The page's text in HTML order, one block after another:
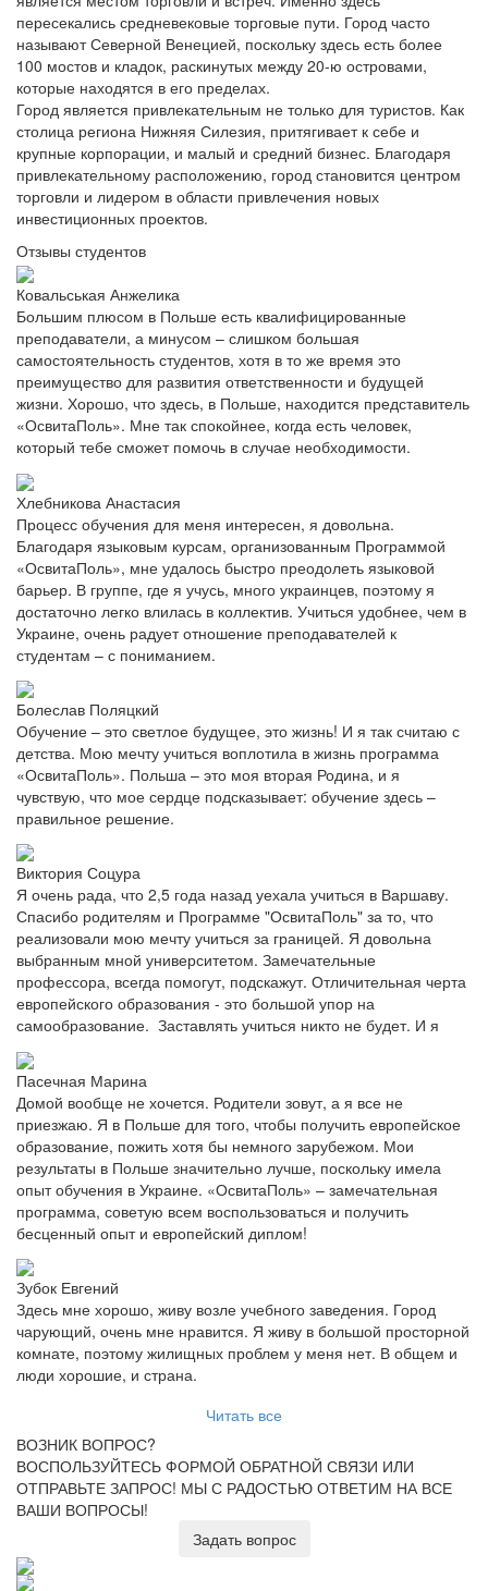
пересекались средневековые торговые пути. Город часто
называют Северной Венецией, поскольку здесь есть более
100 мостов и кладок, раскинутых между 20-ю островами,
которые находятся в его пределах.
Город является привлекательным не только для туристов. Как
столица региона Нижняя Силезия, притягивает к себе и
крупные корпорации, и малый и средний бизнес. Благодаря
привлекательному расположению, город становится центром
торговли и лидером в области привлечения новых
инвестиционных проектов.
Отзывы студентов
Ковальськая Анжелика
Большим плюсом в Польше есть квалифицированные
преподаватели, а минусом – слишком большая
самостоятельность студентов, хотя в то же время это
преимущество для развития ответственности и будущей
жизни. Хорошо, что здесь, в Польше, находится представитель
«ОсвитаПоль». Мне так спокойнее, когда есть человек,
который тебе сможет помочь в случае необходимости.
Хлебникова Анастасия
Процесс обучения для меня интересен, я довольна.
Благодаря языковым курсам, организованным Программой
«ОсвитаПоль», мне удалось быстро преодолеть языковой
барьер. В группе, где я учусь, много украинцев, поэтому я
достаточно легко влилась в коллектив. Учиться удобнее, чем в
Украине, очень радует отношение преподавателей к
студентам – с пониманием.
Болеслав Поляцкий
Обучение – это светлое будущее, это жизнь! И я так считаю с
детства. Мою мечту учиться воплотила в жизнь программа
«ОсвитаПоль». Польша – это моя вторая Родина, и я
чувствую, что мое сердце подсказывает: обучение здесь –
правильное решение.
Виктория Соцура
Я очень рада, что 2,5 года назад уехала учиться в Варшаву.
Спасибо родителям и Программе "ОсвитаПоль" за то, что
реализовали мою мечту учиться за границей. Я довольна
выбранным мной университетом. Замечательные
профессора, всегда помогут, подскажут. Отличительная черта
европейского образования - это большой упор на
самообразование. Заставлять учиться никто не будет. И я
Пасечная Марина
Домой вообще не хочется. Родители зовут, а я все не
приезжаю. Я в Польше для того, чтобы получить европейское
образование, пожить хотя бы немного зарубежом. Мои
результаты в Польше значительно лучше, поскольку имела
опыт обучения в Украине. «ОсвитаПоль» – замечательная
программа, советую всем воспользоваться и получить
бесценный опыт и европейский диплом!
Зубок Евгений
Здесь мне хорошо, живу возле учебного заведения. Город
чарующий, очень мне нравится. Я живу в большой просторной
комнате, поэтому жилищных проблем у меня нет. В общем и
люди хорошие, и страна.
Читать все
ВОЗНИК ВОПРОС?
ВОСПОЛЬЗУЙТЕСЬ ФОРМОЙ ОБРАТНОЙ СВЯЗИ ИЛИ
ОТПРАВЬТЕ ЗАПРОС! МЫ С РАДОСТЬЮ ОТВЕТИМ НА ВСЕ
ВАШИ ВОПРОСЫ!
Задать вопрос